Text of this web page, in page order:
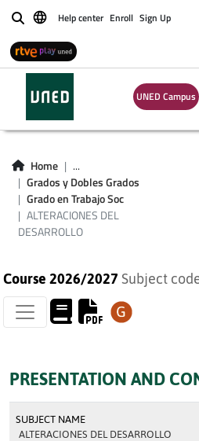
BuscarHelp center Enroll Sign Up
UNED Campus
Home
...
Grados y Dobles Grados
Grado en Trabajo Soc
ALTERACIONES DEL
DESARROLLO
Course 2026/2027 Subject
PRESENTATION AND
SUBJECT NAME
ALTERACIONES DEL DESARROLLO